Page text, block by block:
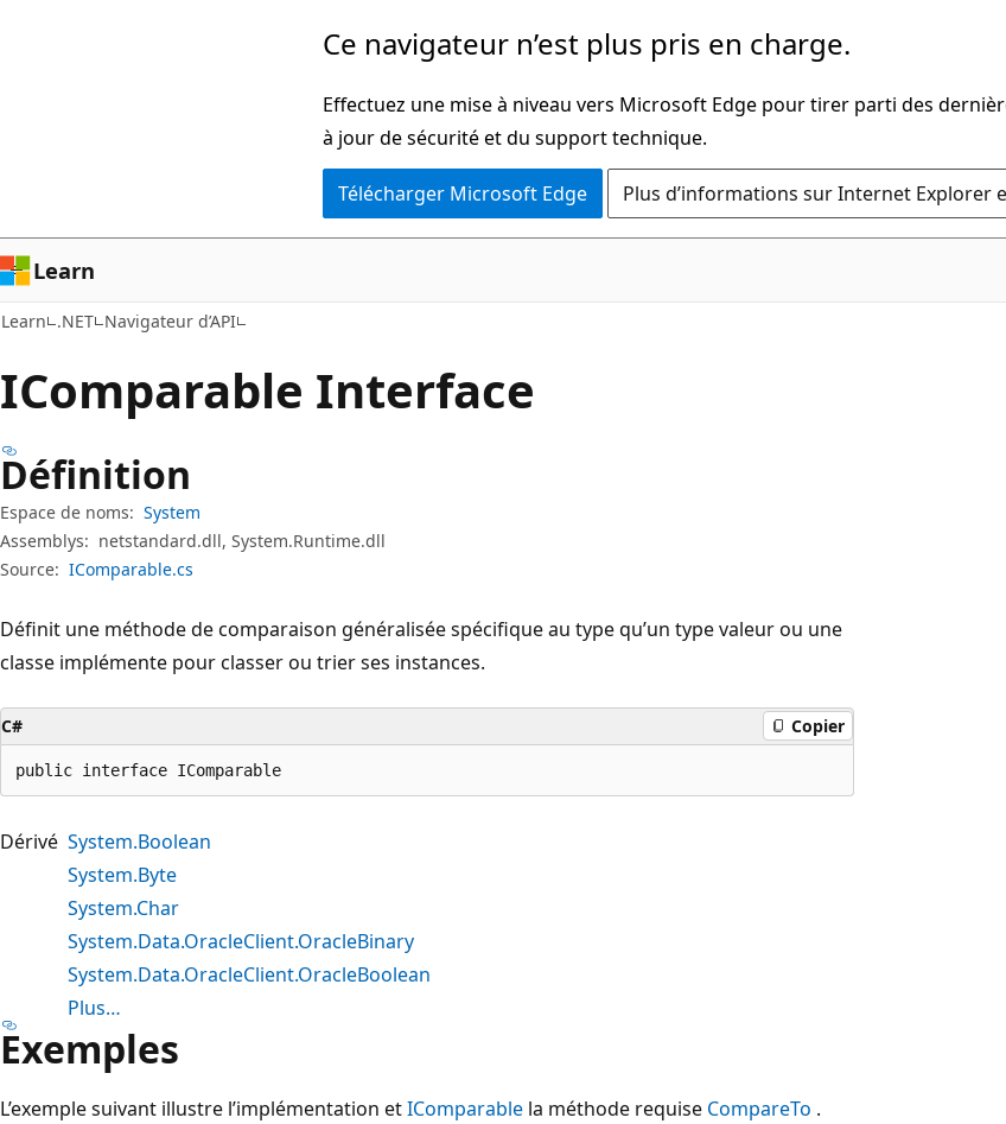
page
Ce navigateur n’est plus pris en charge.
Effectuez une mise à niveau vers Microsoft Edge pour tirer parti des
à jour de sécurité et du support technique.
Télécharger Microsoft Edge Plus d’informations sur Internet Explorer
Learn
Learn .NET Navigateur d’API
IComparable Interface
Définition
Espace de noms: System
Assemblys: netstandard.dll, System.Runtime.dll
Source: IComparable.cs
Définit une méthode de comparaison généralisée spécifique au type qu’un type valeur ou une
classe implémente pour classer ou trier ses instances.
C# Copier
public interface IComparable
Dérivé System.Boolean
System.Byte
System.Char
System.Data.OracleClient.OracleBinary
System.Data.OracleClient.OracleBoolean
Plus…
Exemples
L’exemple suivant illustre l’implémentation etIComparable la méthode requise CompareTo .